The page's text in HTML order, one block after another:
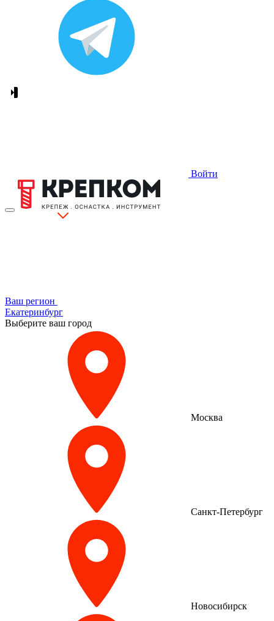
Войти
Ваш регион
Екатеринбург
Выберите ваш город
Москва
Санкт-Петербург
Новосибирск